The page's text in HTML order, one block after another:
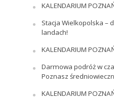
KALENDARIUM
Stacja Wielkopolska –
landach!
KALENDARIUM
Darmowa podróż w
Poznasz
KALENDARIUM